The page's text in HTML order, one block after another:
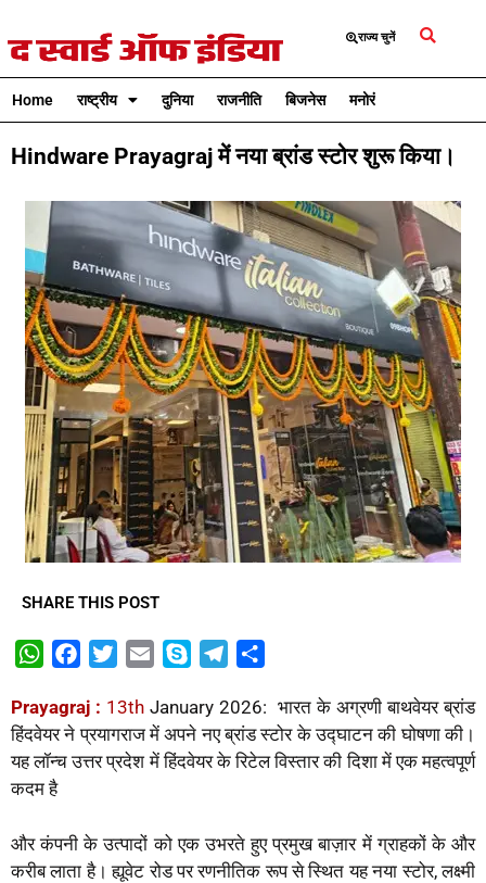
राज्य चुनें
Home राष्ट्रीय दुनिया राजनीति बिजनेस मनोरंजन
Hindware Prayagraj में नया ब्रांड स्टोर शुरू किया।
SHARE THIS POST
W
a
t
s
A
p
c
e
b
k
i
t
t
a
i
l
y
p
e
l
e
g
m
a
r
e
Prayagraj : 13th January 2026: भारत के अग्रणी बाथवेयर ब्रांड
हिंदवेयर ने प्रयागराज में अपने नए ब्रांड स्टोर के उद्घाटन की घोषणा की।
यह लॉन्च उत्तर प्रदेश में हिंदवेयर के रिटेल विस्तार की दिशा में एक महत्वपूर्ण
कदम है
और कंपनी के उत्पादों को एक उभरते हुए प्रमुख बाज़ार में ग्राहकों के और
करीब लाता है। ह्यूवेट रोड पर रणनीतिक रूप से स्थित यह नया स्टोर, लक्ष्मी